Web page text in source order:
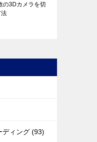
の3Dカメラを切
法
ディング (93)